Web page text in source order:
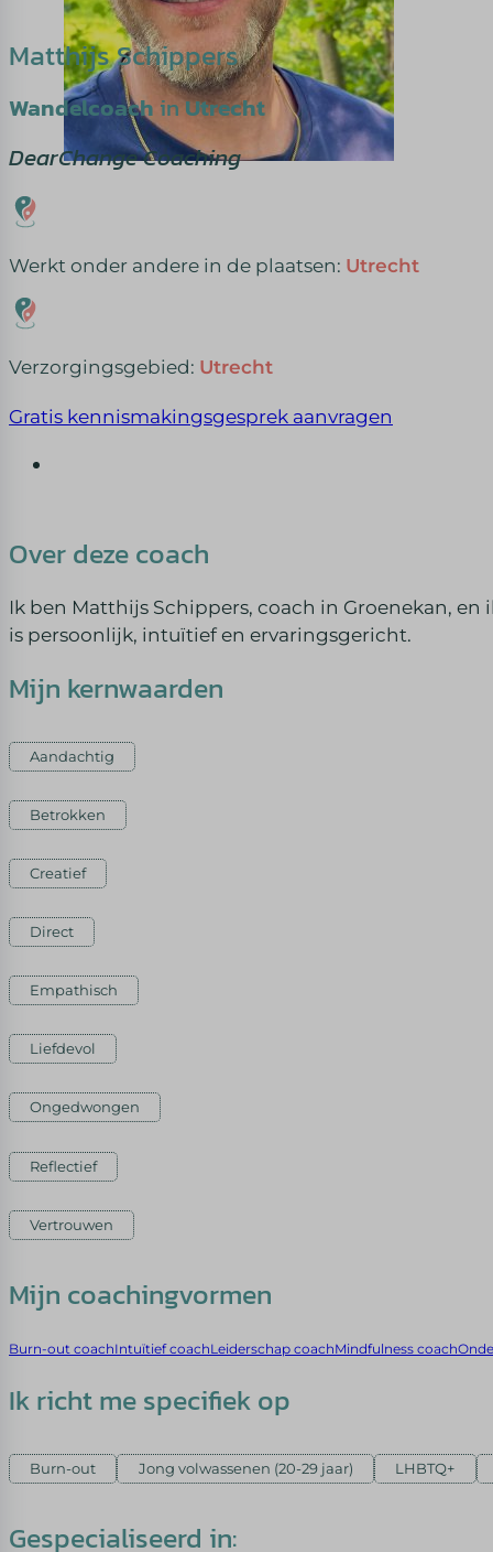
Matthijs Schippers
Wandelcoach inUtrecht
DearChange Coaching
Werkt onder andere in de plaatsen: Utrecht
Verzorgingsgebied: Utrecht
Gratis kennismakingsgesprek aanvragen
Over deze coach
Ik ben Matthijs Schippers, coach in Groenekan,
is persoonlijk, intuïtief en ervaringsgericht.
Mijn kernwaarden
Aandachtig
Betrokken
Creatief
Direct
Empathisch
Liefdevol
Ongedwongen
Reflectief
Vertrouwen
Mijn coachingvormen
Burn-out coachIntuïtief coachLeiderschap coachMindfulness coach
Ik richt me specifiek op
Burn-out Jong volwassenen (20-29 jaar) LHBTQ+
Gespecialiseerd in: